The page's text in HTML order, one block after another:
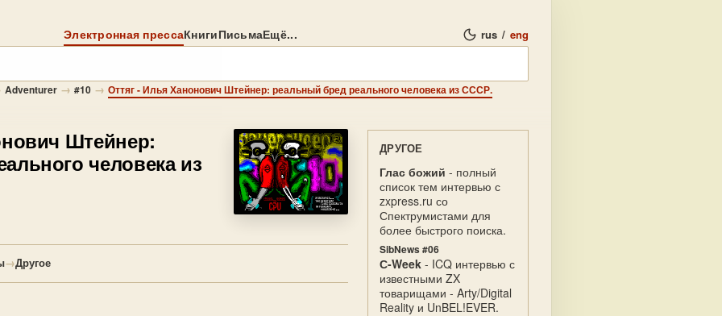
Электронная прессаКнигиПисьмаЕщё... rus / eng
Adventurer → #10 → Оттяг - Илья Ханонович Штейнер: реальный бред реального человека из СССР.
Штейнер:
человека из
→Другое
ДРУГОЕ
Глас божий - полный
список тем интервью с
zxpress.ru со
Спектрумистами для
более быстрого поиска.
SibNews #06
С-Week - ICQ интервью с
известными ZX
товарищами - Arty/Digital
Reality и UnBEL!EVER.